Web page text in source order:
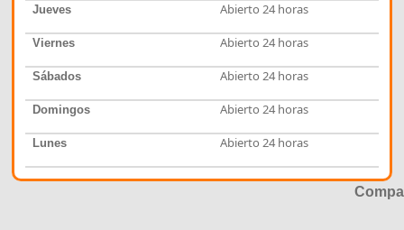
Jueves Abierto 24 horas
Viernes Abierto 24 horas
Sábados Abierto 24 horas
Domingos Abierto 24 horas
Lunes Abierto 24 horas